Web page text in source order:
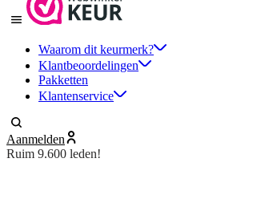
Waarom dit keurmerk?
Klantbeoordelingen
Pakketten
Klantenservice
Aanmelden
Ruim 9.600 leden!